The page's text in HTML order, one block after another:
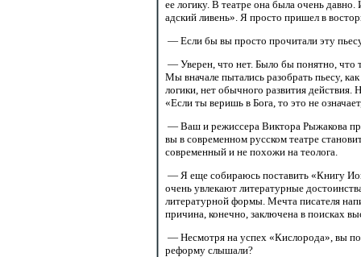
ее логику. В театре она была очень
адский ливень». Я просто пришел в
— Если бы вы просто прочитали эту
— Уверен, что нет. Было бы понятно, что
Мы вначале пытались разобрать пьесу,
логики, нет обычного развития
«Если ты веришь в Бога, то это не
— Ваш и режиссера Виктора Рыжакова
вы в современном русском театре
современный и не похожи на теолога.
— Я еще собираюсь поставить «Книгу
очень увлекают литературные
литературной формы. Мечта писателя
причина, конечно, заключена в поисках
— Несмотря на успех «Кислорода», вы
реформу слышали?